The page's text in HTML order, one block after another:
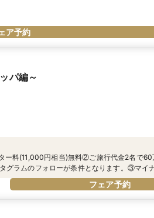
ア予約
パ編～
ー料(11,000円相当)無料②ご旅行代金2名で
ラムのフォローが条件となります。③マイ
来館いただいたお客様全員にうれしい『ビュ
フェア予約